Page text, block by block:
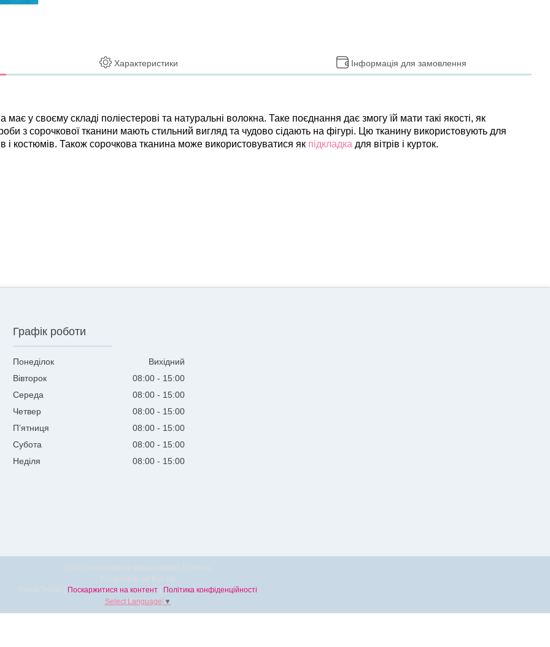
Характеристики Інформація для замовлення
у своєму складі поліестерові та натуральні волокна. Таке поєднання дає змогу їй мати такі якості, як
з сорочкової тканини мають стильний вигляд та чудово сідають на фігурі. Цю тканину використовують для
і костюмів. Також сорочкова тканина може використовуватися як підкладка для вітрів і курток.
Графік роботи
Понеділок
Вихідний
Вівторок
08:00
15:00
Середа
08:00
15:00
Четвер
08:00
15:00
Пʼятниця
08:00
15:00
Субота
08:00
15:00
Неділя
08:00 15:00
Поскаржитися на контент
Політика конфіденційності
Select Language ▼